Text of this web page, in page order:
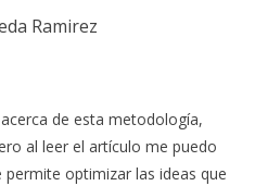
Ramirez
de esta metodología,
al leer el artículo me puedo
optimizar las ideas que